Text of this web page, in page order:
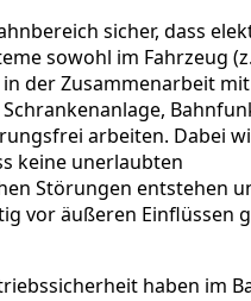
sicher, dass
sowohl im Fahrzeug
der Zusammenarbeit
arbeiten. Dabei
keine unerlaubten
Störungen entstehen
vor äußeren Einflüssen
haben im